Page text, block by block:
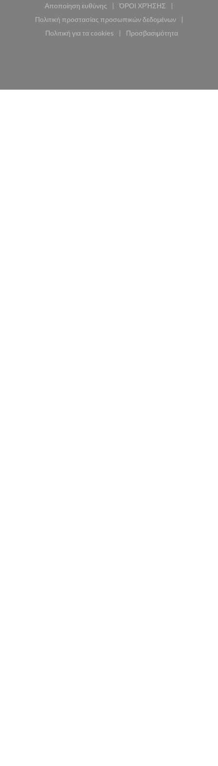
Αποποίηση ευθύνης
((ανοίγει σε νέο παράθυρο))
ΌΡΟΙ ΧΡΉΣΗΣ
((ανοίγει σε νέο
Πολιτική προστασίας προσωπικών δεδομένων
((ανοίγει σε νέο παράθυρο))
Πολιτική για τα cookies
((ανοίγει σε νέο παράθυρο))
Προσβασιμότητα
((ανοίγει σε νέο